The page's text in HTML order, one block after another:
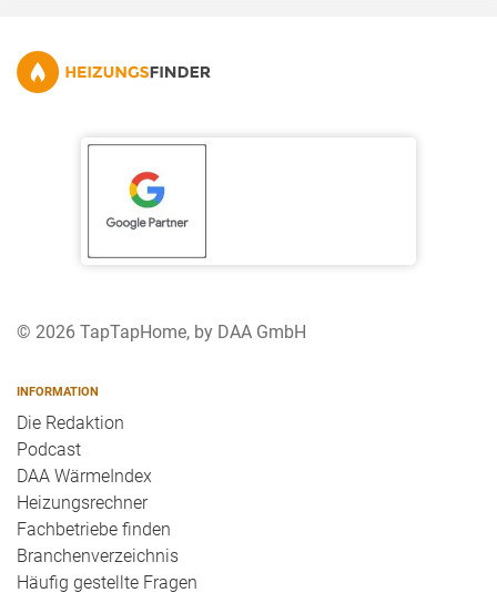
© 2026 TapTapHome, by DAA GmbH
INFORMATION
Die Redaktion
Podcast
DAA WärmeIndex
Heizungsrechner
Fachbetriebe finden
Branchenverzeichnis
Häufig gestellte Fragen